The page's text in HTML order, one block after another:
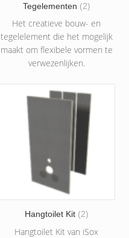
Tegelementen (2)
Het creatieve bouw- en
tegelelement die het mogelijk
maakt om ﬂexibele vormen te
verwezenlijken.
Hangtoilet Kit (2)
Hangtoilet Kit van iSox